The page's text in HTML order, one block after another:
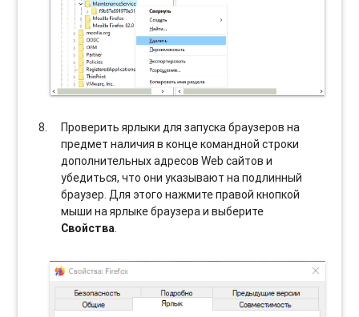
Проверить ярлыки для запуска браузеров на
предмет наличия в конце командной строки
дополнительных адресов Web сайтов и
убедиться, что они указывают на подлинный
браузер. Для этого нажмите правой кнопкой
мыши на ярлыке браузера и выберите
Свойства.